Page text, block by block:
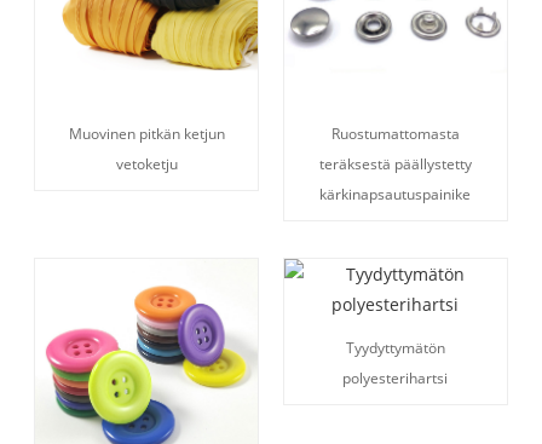
Muovinen pitkän ketjun
vetoketju
Ruostumattomasta
teräksestä päällystetty
kärkinapsautuspainike
Tyydyttymätön
polyesterihartsi